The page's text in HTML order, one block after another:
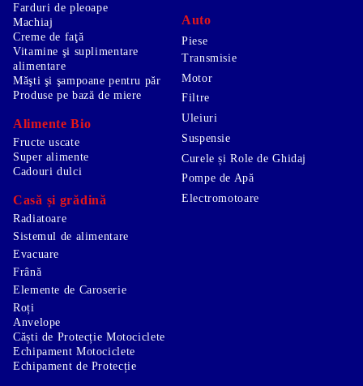
Farduri de pleoape
Machiaj
Creme de faţă
Vitamine şi suplimentare
alimentare
Măşti şi şampoane pentru păr
Produse pe bază de miere
Alimente Bio
Fructe uscate
Super alimente
Cadouri dulci
Casă și grădină
Auto
Piese
Transmisie
Motor
Filtre
Uleiuri
Suspensie
Curele și Role de Ghidaj
Pompe de Apă
Electromotoare
Radiatoare
Sistemul de alimentare
Evacuare
Frână
Elemente de Caroserie
Roți
Anvelope
Căști de Protecție Motociclete
Echipament Motociclete
Echipament de Protecție